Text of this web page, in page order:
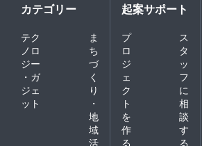
カテゴリー
テク
ノロ
ジー
・ガ
ジェ
ット
ま
ち
づ
く
り
・
地
域
活
起案サポート
プ
ロ
ジ
ェ
ク
ト
を
作
る
ス
タ
ッ
フ
に
相
談
す
る